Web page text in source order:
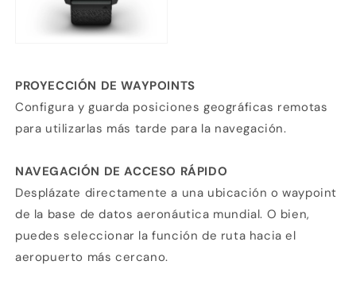
PROYECCIÓN DE WAYPOINTS
Configura y guarda posiciones geográficas remotas
para utilizarlas más tarde para la navegación.
NAVEGACIÓN DE ACCESO RÁPIDO
Desplázate directamente a una ubicación o waypoint
de la base de datos aeronáutica mundial. O bien,
puedes seleccionar la función de ruta hacia el
aeropuerto más cercano.